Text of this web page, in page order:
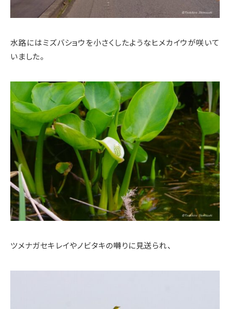
水路にはミズバショウを小さくしたようなヒメカイウが咲いて
いました。
ツメナガセキレイやノビタキの囀りに見送られ、